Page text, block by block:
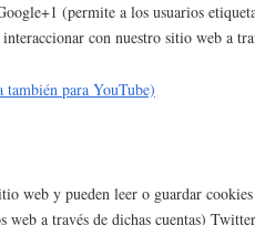
(permite a los usuarios
con nuestro sitio web a
para YouTube)
web y pueden leer o guardar
web a través de dichas cuentas)